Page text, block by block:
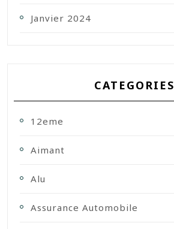
Janvier 2024
CATEGORIES
12eme
Aimant
Alu
Assurance Automobile